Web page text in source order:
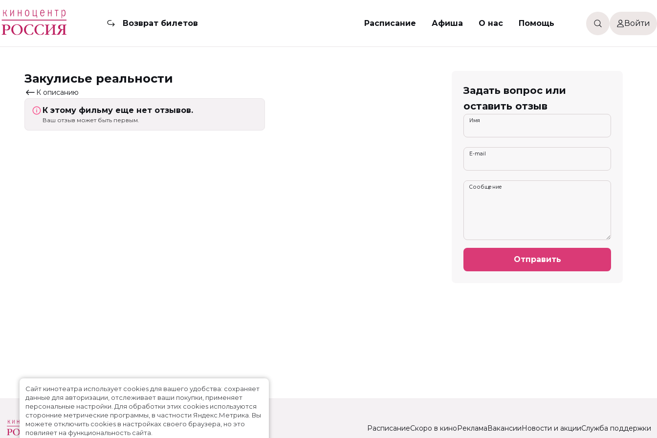
Возврат билетов Расписание Афиша О нас Помощь Войти
Закулисье реальности
К описанию
К этому фильму еще нет отзывов.
Ваш отзыв может быть первым.
Задать вопрос или
оставить отзыв
Имя
E-mail
Сообщение
Отправить
РасписаниеСкоро в киноРекламаВакансииНовости и акцииСлужба поддержки
Сайт кинотеатра использует cookies для вашего удобства: сохраняет
данные для авторизации, отслеживает ваши покупки, применяет
персональные настройки. Для обработки этих cookies используются
сторонние метрические программы, в частности Яндекс.Метрика. Вы
можете отключить cookies в настройках своего браузера, но это
повлияет на функциональность сайта.